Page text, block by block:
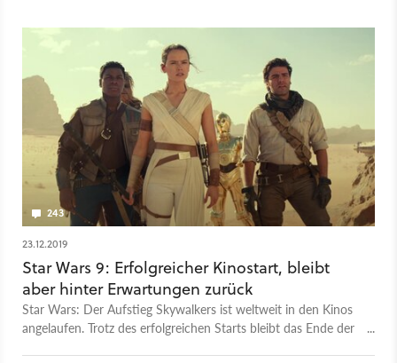
243
23.12.2019
Star Wars 9: Erfolgreicher Kinostart, bleibt
aber hinter Erwartungen zurück
Star Wars: Der Aufstieg Skywalkers ist weltweit in den Kinos
angelaufen. Trotz des erfolgreichen Starts bleibt das Ende der